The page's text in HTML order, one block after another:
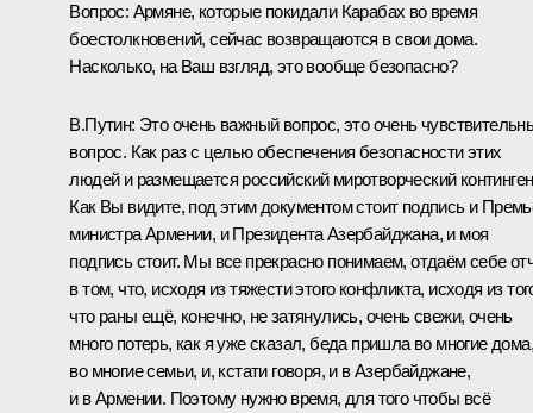
Вопрос: Армяне, которые покидали Карабах во время
боестолкновений, сейчас возвращаются в свои дома.
Насколько, на Ваш взгляд, это вообще безопасно?
В.Путин: Это очень важный вопрос, это очень
вопрос. Как раз с целью обеспечения безопасности этих
людей и размещается российский миротворческий
Как Вы видите, под этим документом стоит подпись и
министра Армении, и Президента Азербайджана, и моя
подпись стоит. Мы все прекрасно понимаем, отдаём себе
в том, что, исходя из тяжести этого конфликта, исходя из
что раны ещё, конечно, не затянулись, очень свежи, очень
много потерь, как я уже сказал, беда пришла во многие дома,
во многие семьи, и, кстати говоря, и в Азербайджане,
и в Армении. Поэтому нужно время, для того чтобы всё